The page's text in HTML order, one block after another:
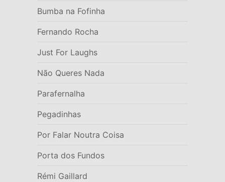
Bumba na Fofinha
Fernando Rocha
Just For Laughs
Não Queres Nada
Parafernalha
Pegadinhas
Por Falar Noutra Coisa
Porta dos Fundos
Rémi Gaillard